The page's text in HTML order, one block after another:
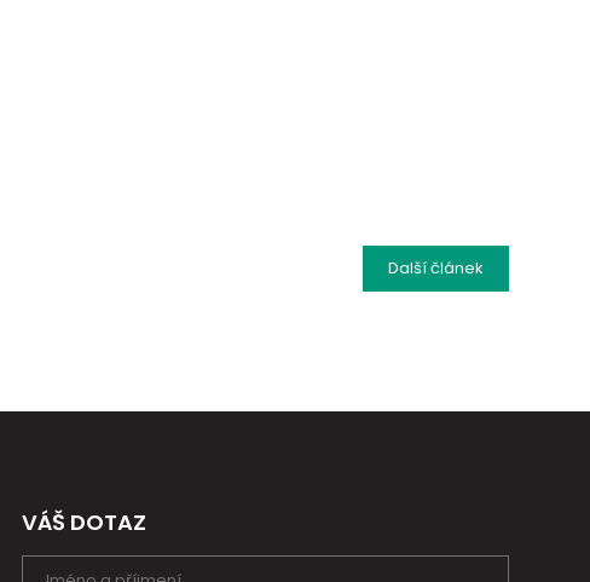
Dalšíčlánek
VÁŠ DOTAZ